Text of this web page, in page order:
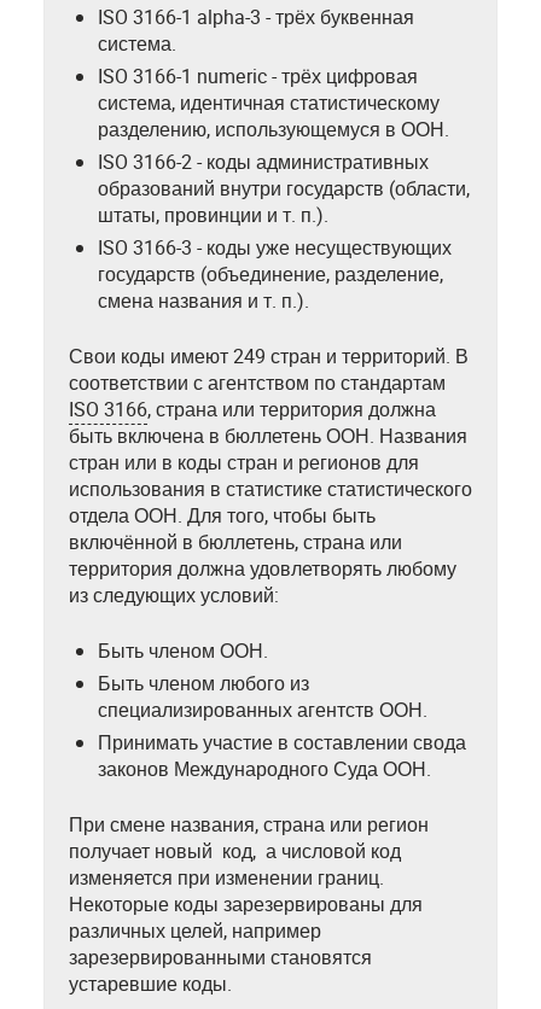
ISO 3166-1 alpha-3 - трёх буквенная
система.
ISO 3166-1 numeric - трёх цифровая
система, идентичная статистическому
разделению, использующемуся в ООН.
ISO 3166-2 - коды административных
образований внутри государств (области,
штаты, провинции и т. п.).
ISO 3166-3 - коды уже несуществующих
государств (объединение, разделение,
смена названия и т. п.).
Свои коды имеют 249 стран и территорий. В
соответствии с агентством по стандартам
ISO 3166, страна или территория должна
быть включена в бюллетень ООН. Названия
стран или в коды стран и регионов для
использования в статистике статистического
отдела ООН. Для того, чтобы быть
включённой в бюллетень, страна или
территория должна удовлетворять любому
из следующих условий:
Быть членом ООН.
Быть членом любого из
специализированных агентств ООН.
Принимать участие в составлении свода
законов Международного Суда ООН.
При смене названия, страна или регион
получает новый код, а числовой код
изменяется при изменении границ.
Некоторые коды зарезервированы для
различных целей, например
зарезервированными становятся
устаревшие коды.